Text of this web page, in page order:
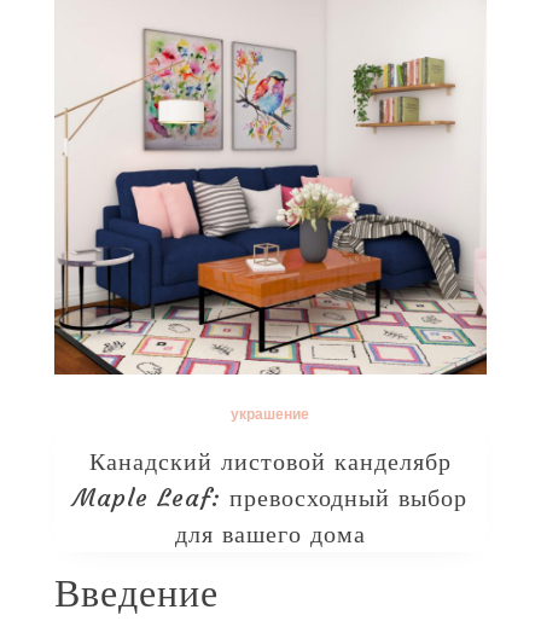
украшение
Канадский листовой канделябр
Maple Leaf: превосходный выбор
для вашего дома
Введение